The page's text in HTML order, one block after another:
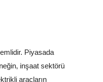
Piyasada
inşaat sektörü
araçların